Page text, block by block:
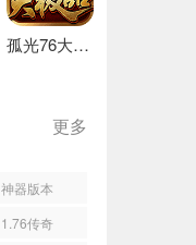
孤光76大极品 好玩的
更多
神器版本
1.76传奇